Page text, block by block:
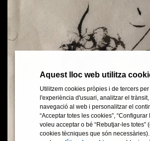
Aquest lloc web utilitza
Utilitzem cookies pròpies i de tercers
l'experiència d'usuari, analitzar el
navegació al web i personalitzar el
“Acceptar totes les cookies”, “Configurar
voleu acceptar o bé “Rebutjar-les totes”
cookies tècniques que són
Aquest lloc web utilitza
Utilitzem cookies pròpies i de tercers
l'experiència d'usuari, analitzar el
navegació al web i personalitzar el
“Acceptar totes les cookies”, “Configurar
voleu acceptar o bé “Rebutjar-les totes”
cookies tècniques que són